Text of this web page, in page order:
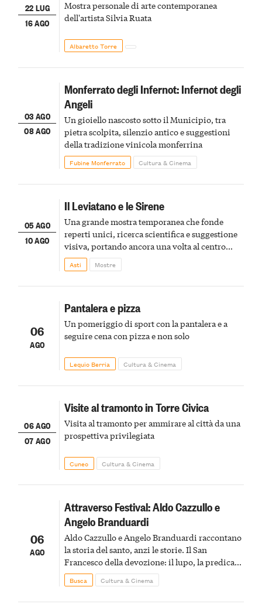
22 LUG
16 AGO
Mostra personale di arte contemporanea
dell'artista Silvia Ruata
Albaretto Torre
03 AGO
08 AGO
Monferrato degli Infernot: Infernot degli
Angeli
Un gioiello nascosto sotto il Municipio, tra
pietra scolpita, silenzio antico e suggestioni
della tradizione vinicola monferrina
Fubine Monferrato Cultura & Cinema
05 AGO
10 AGO
Il Leviatano e le Sirene
Una grande mostra temporanea che fonde
reperti unici, ricerca scientifica e suggestione
visiva, portando ancora una volta al centro
della scena le meraviglie del passato astigiano
Asti Mostre
06
AGO
Pantalera e pizza
Un pomeriggio di sport con la pantalera e a
seguire cena con pizza e non solo
Lequio Berria Cultura & Cinema
06 AGO
07 AGO
Visite al tramonto in Torre Civica
Visita al tramonto per ammirare al città da una
prospettiva privilegiata
Cuneo Cultura & Cinema
06
AGO
Attraverso Festival: Aldo Cazzullo e
Angelo Branduardi
Aldo Cazzullo e Angelo Branduardi raccontano
la storia del santo, anzi le storie. Il San
Francesco della devozione: il lupo, la predica
agli uccelli, le stimmate
Busca Cultura & Cinema